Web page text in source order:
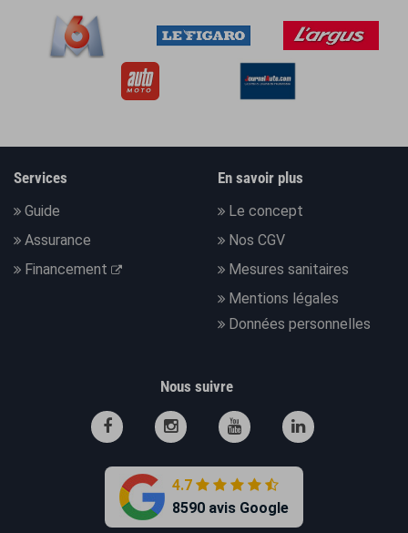
Services
Guide
Assurance
Financement
En savoir plus
Le concept
Nos CGV
Mesures sanitaires
Mentions légales
Données personnelles
Nous suivre
4.7
8590 avis Google